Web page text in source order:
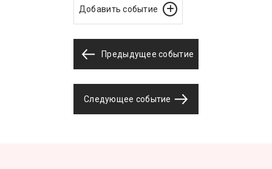
Добавить событие
Предыдущее событие
Следующее событие